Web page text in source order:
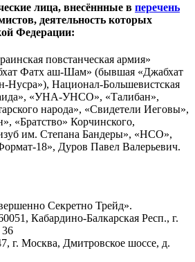
лица, внесённные в перечень
деятельность которых
Федерации:
повстанческая армия»
Фатх аш-Шам» (бывшая «Джабхат
Нусра»), Национал-Большевистская
«УНА-УНСО», «Талибан»,
народа», «Свидетели Иеговы»,
«Братство» Корчинского,
им. Степана Бандеры», «НСО»,
18», Дуров Павел Валерьевич.
Секретно Трейд».
Кабардино-Балкарская Респ., г.
36
г. Москва, Дмитровское шоссе, д.